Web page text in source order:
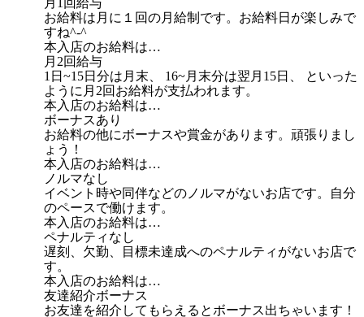
月1回給与
お給料は月に１回の月給制です。お給料日が楽しみで
すね^-^
本入店のお給料は…
月2回給与
1日~15日分は月末、 16~月末分は翌月15日、 といった
ように月2回お給料が支払われます。
本入店のお給料は…
ボーナスあり
お給料の他にボーナスや賞金があります。頑張りまし
ょう！
本入店のお給料は…
ノルマなし
イベント時や同伴などのノルマがないお店です。自分
のペースで働けます。
本入店のお給料は…
ペナルティなし
遅刻、欠勤、目標未達成へのペナルティがないお店で
す。
本入店のお給料は…
友達紹介ボーナス
お友達を紹介してもらえるとボーナス出ちゃいます！